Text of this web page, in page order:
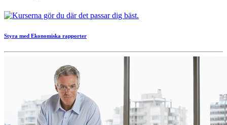
Styra med Ekonomiska rapporter